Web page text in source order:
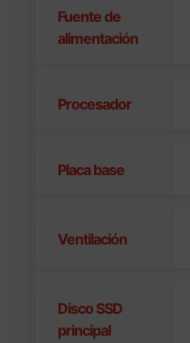
Fuente de
alimentación
Procesador
Placa base
Ventilación
Disco SSD
principal